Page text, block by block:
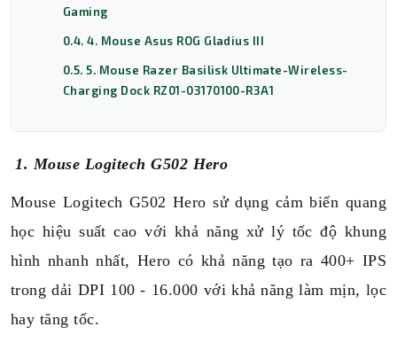
Gaming
0.4. 4. Mouse Asus ROG Gladius III
0.5. 5. Mouse Razer Basilisk Ultimate-Wireless-
Charging Dock RZ01-03170100-R3A1
1. Mouse Logitech G502 Hero
Mouse Logitech G502 Hero sử dụng cảm biến quang
học hiệu suất cao với khả năng xử lý tốc độ khung
hình nhanh nhất, Hero có khả năng tạo ra 400+ IPS
trong dải DPI 100 - 16.000 với khả năng làm mịn, lọc
hay tăng tốc.